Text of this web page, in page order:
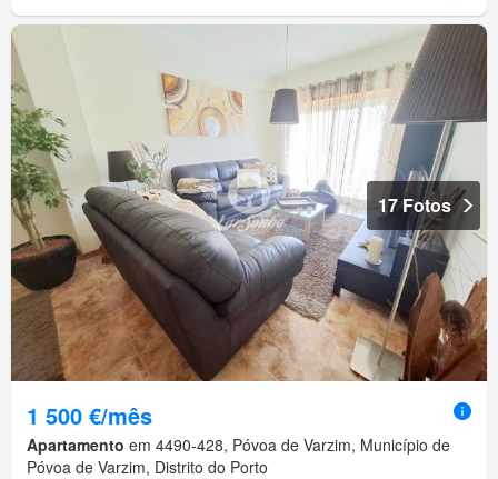
17 Fotos
1 500 €/mês
Apartamento em 4490-428, Póvoa de Varzim, Município de
Póvoa de Varzim, Distrito do Porto